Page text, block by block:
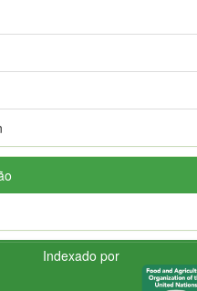
Indexado por